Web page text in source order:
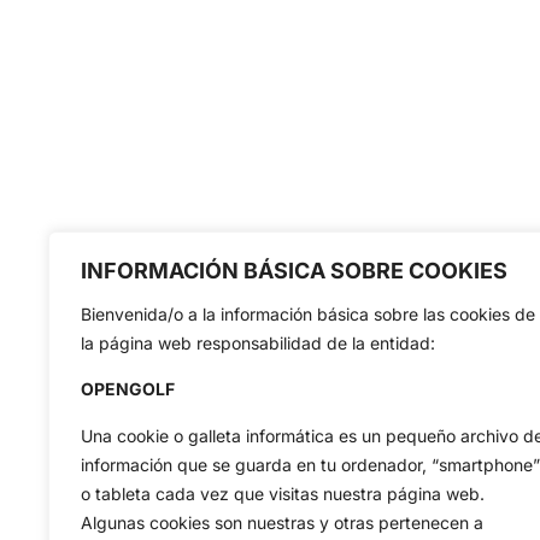
INFORMACIÓN BÁSICA SOBRE COOKIES
Bienvenida/o a la información básica sobre las cookies de
la página web responsabilidad de la entidad:
OPENGOLF
Una cookie o galleta informática es un pequeño archivo
información que se guarda en tu ordenador, “smartphone”
o tableta cada vez que visitas nuestra página web.
Algunas cookies son nuestras y otras pertenecen a